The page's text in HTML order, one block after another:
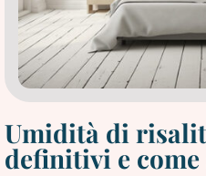
Umidità di
definitivi e